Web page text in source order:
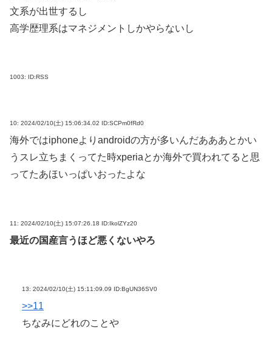
文系が出世するし
高学歴理系はマネジメントしかやらないし
1003: ID:RSS
10: 2024/02/10(土) 15:06:34.02 ID:SCPm0fRd0
海外ではiphoneよりandroidの方が多いんだあああとかい
うスレ立ちまくってた時xperiaとか海外で買われてると思
ってたあほいっぱいおったよな
11: 2024/02/10(土) 15:07:26.18 ID:IkolZYz20
最近の国産言うほど悪くないやろ
13: 2024/02/10(土) 15:11:09.09 ID:BgUN36SV0
>>11
ちなみにどれのことや